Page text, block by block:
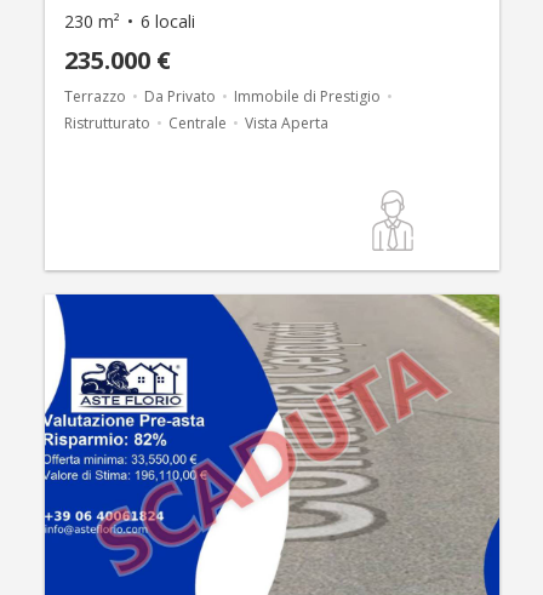
230 m² 6 locali
235.000 €
Terrazzo Da Privato
Immobile di Prestigio
Ristrutturato
Centrale Vista Aperta